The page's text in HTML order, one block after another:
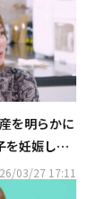
を明らかに
を妊娠して
03/27 17:11